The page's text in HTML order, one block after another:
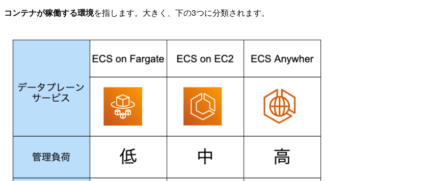
コンテナが稼働する環境を指します。大きく、下の3つに分類されます。